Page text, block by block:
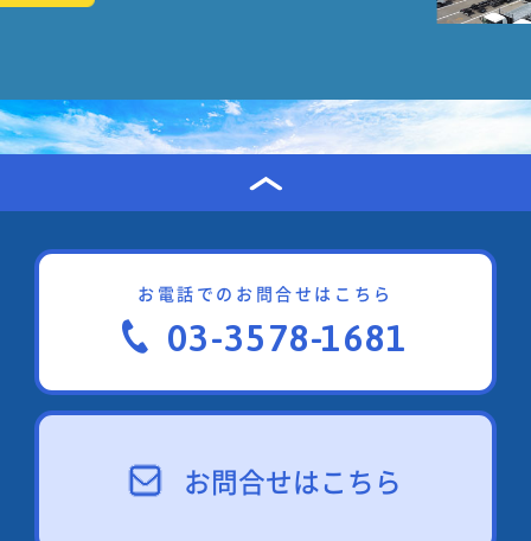
（７）広報誌等を通じた普及・啓発（公正
５．建設業における取引適正化の推進（国土交
通省との連携事業）
詳細は、下記中小企業庁HPのURLでご確認く
http://www.chusho.meti.go.jp/keiei/torihiki/
お電話でのお問合せはこちら
03-3578-1681
お問合せはこちら